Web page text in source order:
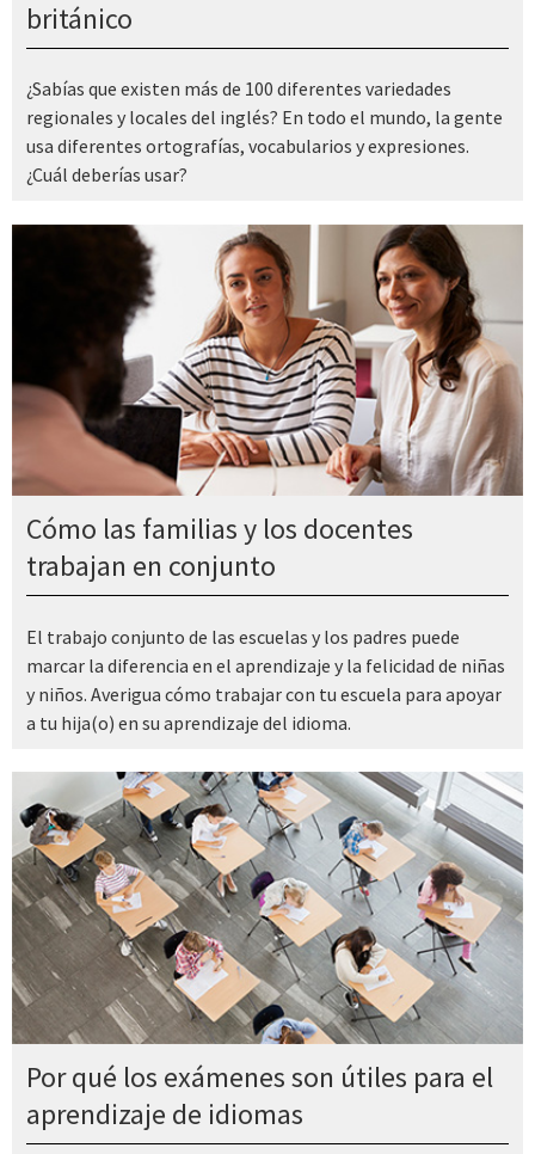
británico
¿Sabías que existen más de 100 diferentes variedades
regionales y locales del inglés? En todo el mundo, la gente
usa diferentes ortografías, vocabularios y expresiones.
¿Cuál deberías usar?
Cómo las familias y los docentes
trabajan en conjunto
El trabajo conjunto de las escuelas y los padres puede
marcar la diferencia en el aprendizaje y la felicidad de niñas
y niños. Averigua cómo trabajar con tu escuela para apoyar
a tu hija(o) en su aprendizaje del idioma.
Por qué los exámenes son útiles para el
aprendizaje de idiomas